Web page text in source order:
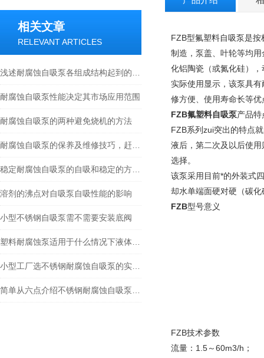
相关文章
RELEVANT ARTICLES
耐腐蚀自吸泵性能决定其市场应用范围
耐腐蚀自吸泵的两种避免烧机的方法
溶剂的沸点对自吸泵自吸性能的影响
小型不锈钢自吸泵需不需要安装底阀
FZB型氟塑料自吸泵是按
制造， 泵盖、叶轮等均
化铝陶瓷（或氮化硅）
实际使用显示，该泵具
修方便、使用寿命长等优
FZB氟塑料自吸泵产品特
FZB系列zui突出的特点
液后，第二次及以后使
选择。
该泵采用目前*的外装式
却水单端面硬对硬（碳
FZB型号意义
FZB技术参数
流量：1.5～60m3/h；